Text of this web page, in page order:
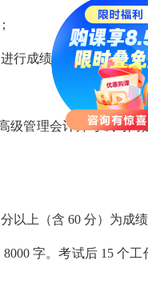
行成绩查询。
级管理会计师考试时间
以上（含 60 分）为成绩
字。考试后 15 个